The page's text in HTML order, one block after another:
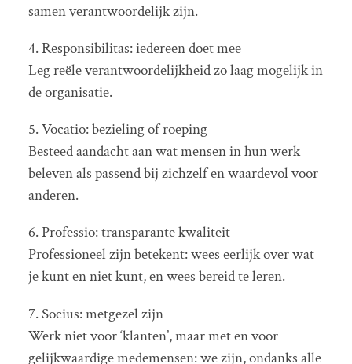
samen verantwoordelijk zijn.
4. Responsibilitas: iedereen doet mee
Leg reële verantwoordelijkheid zo laag mogelijk in
de organisatie.
5. Vocatio: bezieling of roeping
Besteed aandacht aan wat mensen in hun werk
beleven als passend bij zichzelf en waardevol voor
anderen.
6. Professio: transparante kwaliteit
Professioneel zijn betekent: wees eerlijk over wat
je kunt en niet kunt, en wees bereid te leren.
7. Socius: metgezel zijn
Werk niet voor ‘klanten’, maar met en voor
gelijkwaardige medemensen: we zijn, ondanks alle